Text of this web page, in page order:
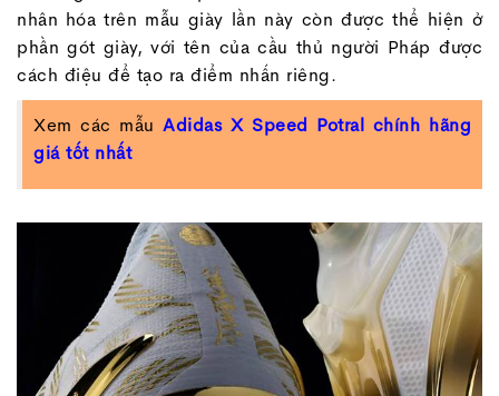
nhân hóa trên mẫu giày lần này còn được thể hiện ở
phần gót giày, với tên của cầu thủ người Pháp được
cách điệu để tạo ra điểm nhấn riêng.
Xem các mẫuAdidas X Speed Potral chính hãng
giá tốt nhất